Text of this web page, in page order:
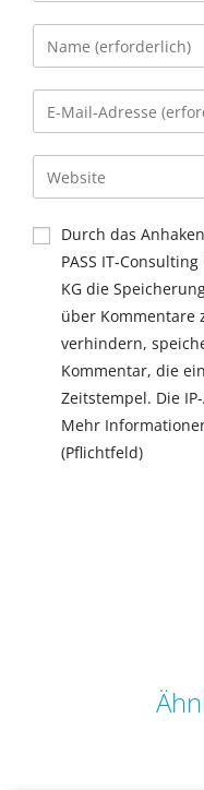
Durch das
PASS IT-
KG die
über Kommentare
verhindern,
Kommentar, die
Zeitstempel. Die
Mehr
(Pflichtfeld)